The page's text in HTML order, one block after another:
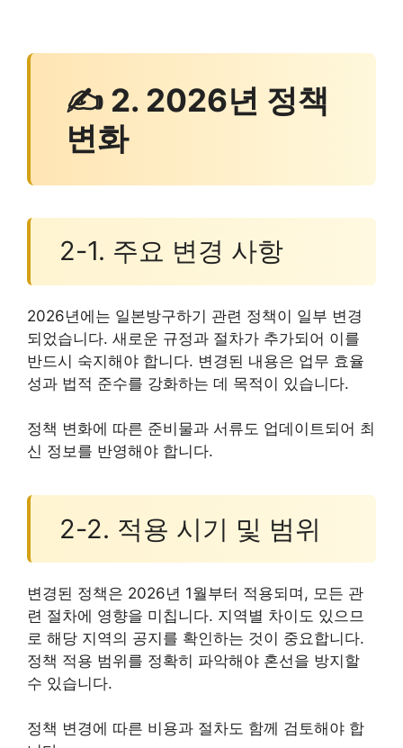
✍ 2. 2026년 정책
변화
2-1. 주요 변경 사항
2026년에는 일본방구하기 관련 정책이 일부 변경
되었습니다. 새로운 규정과 절차가 추가되어 이를
반드시 숙지해야 합니다. 변경된 내용은 업무 효율
성과 법적 준수를 강화하는 데 목적이 있습니다.
정책 변화에 따른 준비물과 서류도 업데이트되어 최
신 정보를 반영해야 합니다.
2-2. 적용 시기 및 범위
변경된 정책은 2026년 1월부터 적용되며, 모든 관
련 절차에 영향을 미칩니다. 지역별 차이도 있으므
로 해당 지역의 공지를 확인하는 것이 중요합니다.
정책 적용 범위를 정확히 파악해야 혼선을 방지할
수 있습니다.
정책 변경에 따른 비용과 절차도 함께 검토해야 합